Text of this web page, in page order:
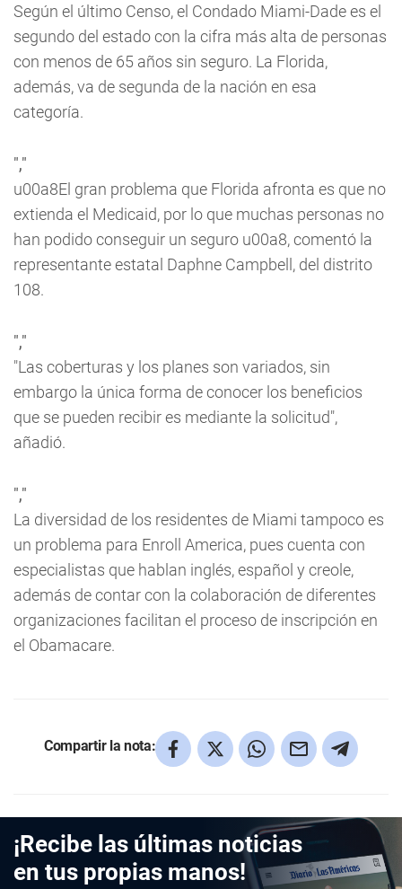
Según el último Censo, el Condado Miami-Dade es el
segundo del estado con la cifra más alta de personas
con menos de 65 años sin seguro. La Florida,
además, va de segunda de la nación en esa
categoría.
","
u00a8El gran problema que Florida afronta es que no
extienda el Medicaid, por lo que muchas personas no
han podido conseguir un seguro u00a8, comentó la
representante estatal Daphne Campbell, del distrito
108.
","
"Las coberturas y los planes son variados, sin
embargo la única forma de conocer los beneficios
que se pueden recibir es mediante la solicitud",
añadió.
","
La diversidad de los residentes de Miami tampoco es
un problema para Enroll America, pues cuenta con
especialistas que hablan inglés, español y creole,
además de contar con la colaboración de diferentes
organizaciones facilitan el proceso de inscripción en
el Obamacare.
Compartir la nota:
¡Recibe las últimas noticias
en tus propias manos!